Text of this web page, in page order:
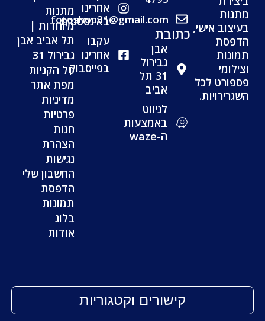
קישורים וקטגוריות
מתנות
בעיצוב אישי,
הדפסת
תמונות
וצילומי
פספורט לכל
השגרירויות.
fotoshop31@gmail.com
כתובת
אבן
גבירול
31 תל
אביב
לניווט
באמצעות
ה-waze
אחרינו
באינסטגרם
עקבו
אחרינו
בפייסבוק
מתנות
מיוחדות |
תל אביב אבן
גבירול 31
סל הקניות
מפת אתר
מדיניות
פרטיות
חנות
הצהרת
נגישות
החשבון שלי
הדפסת
תמונות
בלוג
אודות